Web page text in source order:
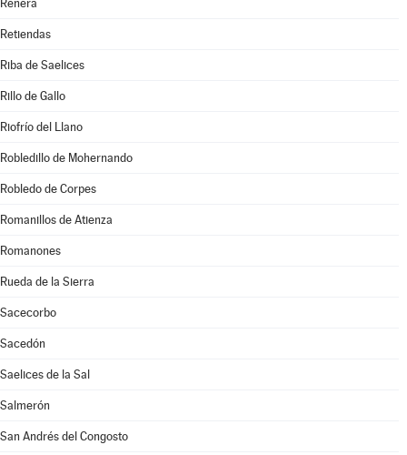
Renera
Retiendas
Riba de Saelices
Rillo de Gallo
Riofrío del Llano
Robledillo de Mohernando
Robledo de Corpes
Romanillos de Atienza
Romanones
Rueda de la Sierra
Sacecorbo
Sacedón
Saelices de la Sal
Salmerón
San Andrés del Congosto